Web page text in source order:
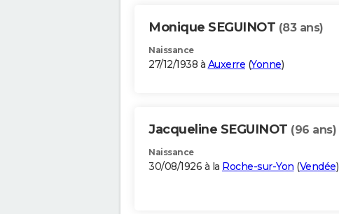
Monique SEGUINOT (83 ans)
Naissance
27/12/1938 à Auxerre (Yonne)
Jacqueline SEGUINOT (96 ans)
Naissance
30/08/1926 à la Roche-sur-Yon (Vendée)